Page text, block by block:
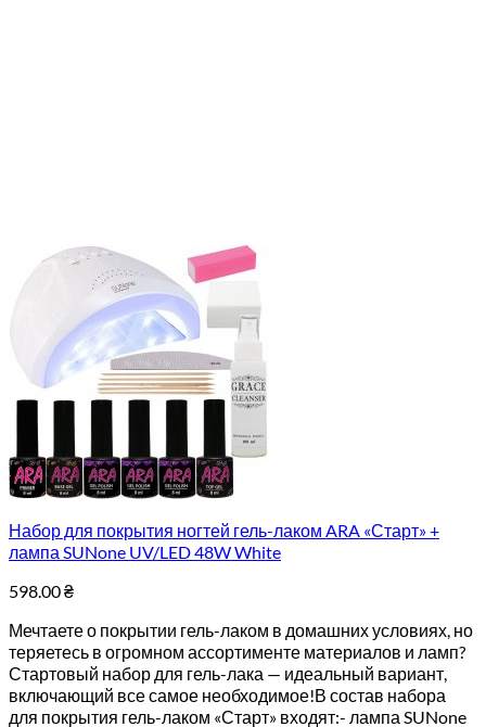
Набор для покрытия ногтей гель-лаком ARA «Старт» +
лампа SUNone UV/LED 48W White
598.00₴
Мечтаете о покрытии гель-лаком в домашних условиях, но
теряетесь в огромном ассортименте материалов и ламп?
Стартовый набор для гель-лака — идеальный вариант,
включающий все самое необходимое!В состав набора
для покрытия гель-лаком «Старт» входят:- лампа SUNone